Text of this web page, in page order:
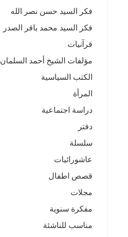
فكر السيد حسن نصر الله
فكر السيد محمد باقر الصدر
قرآنيات
مؤلفات الشيخ أحمد السلمان
الكتب السياسية
المرأة
دراسة اجتماعية
دفتر
سلسلة
عاشورائيات
قصص اطفال
مجلات
مفكرة سنوية
مناسب للناشئة